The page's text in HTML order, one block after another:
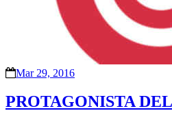
Mar 29, 2016
PROTAGONISTA